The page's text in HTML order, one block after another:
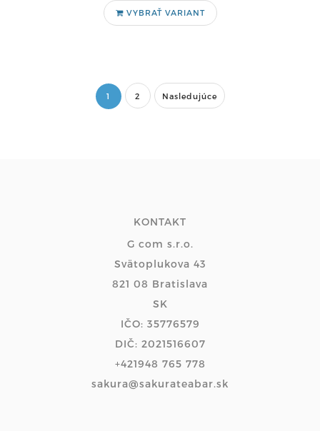
VYBRAŤ VARIANT
1 2 Nasledujúce
KONTAKT
G com s.r.o.
Svätoplukova 43
821 08 Bratislava
SK
IČO: 35776579
DIČ: 2021516607
+421948 765 778
sakura@sakurateabar.sk